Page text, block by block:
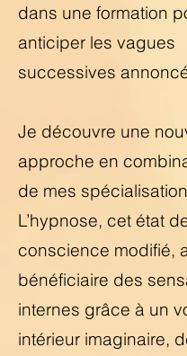
dans une formation
anticiper les vagues
successives
Je découvre une
approche en
de mes
L’hypnose, cet état
conscience modifié,
bénéficiaire des
internes grâce à un
intérieur imaginaire,